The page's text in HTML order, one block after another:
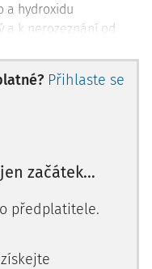
a hydroxidu
a k nerozeznání od
že se jedná o nový
J. N. nebylo
Přihlaste se
začátek…
předplatitele.